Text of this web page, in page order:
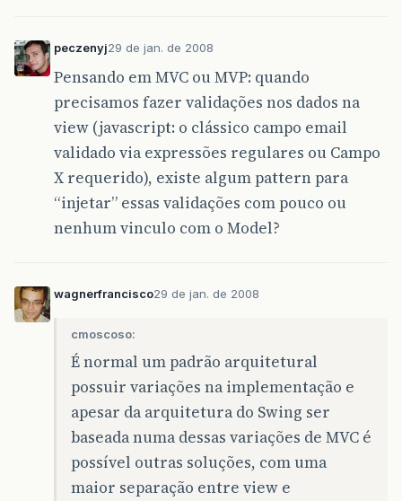
peczenyj29 de jan. de 2008
Pensando em MVC ou MVP: quando
precisamos fazer validações nos dados na
view (javascript: o clássico campo email
validado via expressões regulares ou Campo
X requerido), existe algum pattern para
“injetar” essas validações com pouco ou
nenhum vinculo com o Model?
wagnerfrancisco29 de jan. de 2008
cmoscoso:
É normal um padrão arquitetural
possuir variações na implementação e
apesar da arquitetura do Swing ser
baseada numa dessas variações de MVC é
possível outras soluções, com uma
maior separação entre view e